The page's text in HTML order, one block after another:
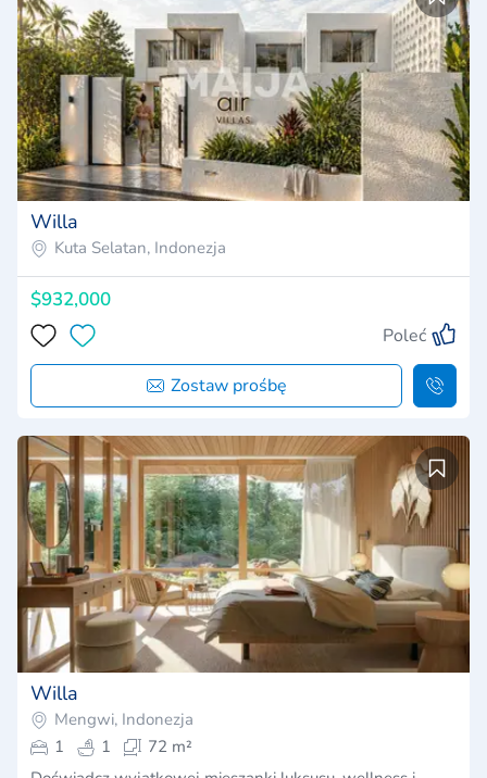
Willa
Kuta Selatan, Indonezja
$932,000
Poleć
Zostaw prośbę
Willa
Mengwi, Indonezja
1
1
72 m²